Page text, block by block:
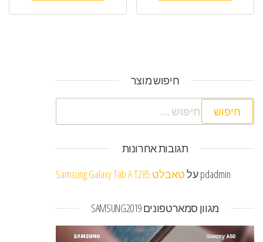
חיפוש מוצר
חיפוש:
תגובות אחרונות
pdadminעלטאבלט Samsung Galaxy Tab A T285
מגוון סמארטפונים SAMSUNG2019
נגן